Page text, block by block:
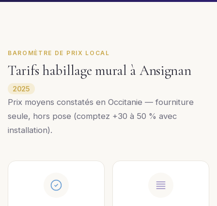
BAROMÈTRE DE PRIX LOCAL
Tarifs habillage mural à Ansignan
2025
Prix moyens constatés en Occitanie — fourniture
seule, hors pose (comptez +30 à 50 % avec
installation).